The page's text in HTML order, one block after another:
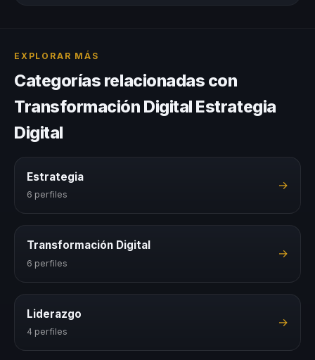
EXPLORAR MÁS
Categorías relacionadas con
Transformación Digital Estrategia
Digital
Estrategia
6 perfiles
→
Transformación Digital
6 perfiles
→
Liderazgo
4 perfiles
→